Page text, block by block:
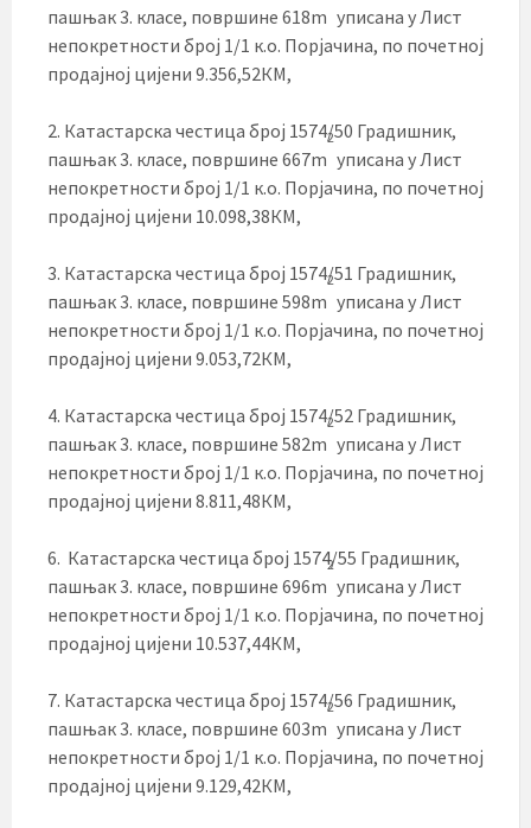
пашњак 3. класе, површине 618m уписана у Лист
непокретности број 1/1 к.о. Порјачина, по почетној
продајној цијени 9.356,52КМ,
2. Катастарска честица број 1574/50 Градишник,
пашњак 3. класе, површине 667m
2
уписана у Лист
непокретности број 1/1 к.о. Порјачина, по почетној
продајној цијени 10.098,38КМ,
3. Катастарска честица број 1574/51 Градишник,
пашњак 3. класе, површине 598m
2
уписана у Лист
непокретности број 1/1 к.о. Порјачина, по почетној
продајној цијени 9.053,72КМ,
4. Катастарска честица број 1574/52 Градишник,
пашњак 3. класе, површине 582m
2
уписана у Лист
непокретности број 1/1 к.о. Порјачина, по почетној
продајној цијени 8.811,48КМ,
6. Катастарска честица број 1574/55 Градишник,
пашњак 3. класе, површине 696m
2
уписана у Лист
непокретности број 1/1 к.о. Порјачина, по почетној
продајној цијени 10.537,44КМ,
7. Катастарска честица број 1574/56 Градишник,
пашњак 3. класе, површине 603m
2
уписана у Лист
непокретности број 1/1 к.о. Порјачина, по почетној
продајној цијени 9.129,42КМ,